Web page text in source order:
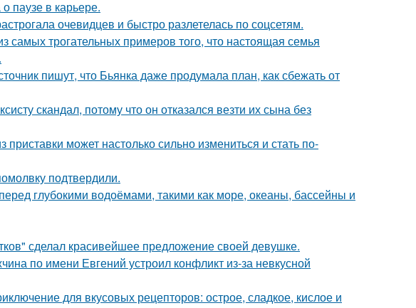
паузе в карьере.
очевидцев и быстро разлетелась по соцсетям.
самых трогательных примеров того, что настоящая семья
пишут, что Бьянка даже продумала план, как сбежать от
скандал, потому что он отказался везти их сына без
может настолько сильно измениться и стать по-
подтвердили.
глубокими водоёмами, такими как море, океаны, бассейны и
сделал красивейшее предложение своей девушке.
по имени Евгений устроил конфликт из-за невкусной
для вкусовых рецепторов: острое, сладкое, кислое и